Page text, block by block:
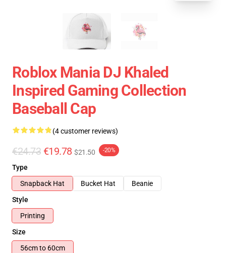
Roblox Mania DJ Khaled
Inspired Gaming Collection
Baseball Cap
(4 customer reviews)
€24.73 €19.78 $21.50 -20%
Type
Snapback Hat
Bucket Hat
Beanie
Style
Printing
Size
56cm to 60cm